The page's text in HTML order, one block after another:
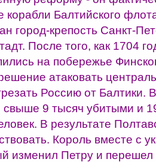
корабли Балтийского
город-крепость
После того, как 1704
на побережье
атаковать
Россию от Балтики.
9 тысяч убитыми и
В результате
Король вместе с
изменил Петру и